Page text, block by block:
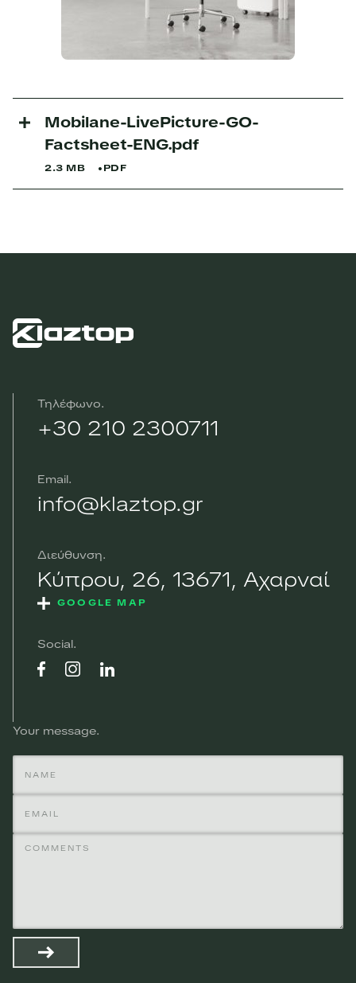
Mobilane-LivePicture-GO-
Factsheet-ENG.pdf
2.3 MB PDF
Τηλέφωνο
+30 210 2300711
Email
info@klaztop.gr
Διεύθυνση
Κύπρου, 26, 13671, Αχαρναί
GOOGLE MAP
Social
Your message